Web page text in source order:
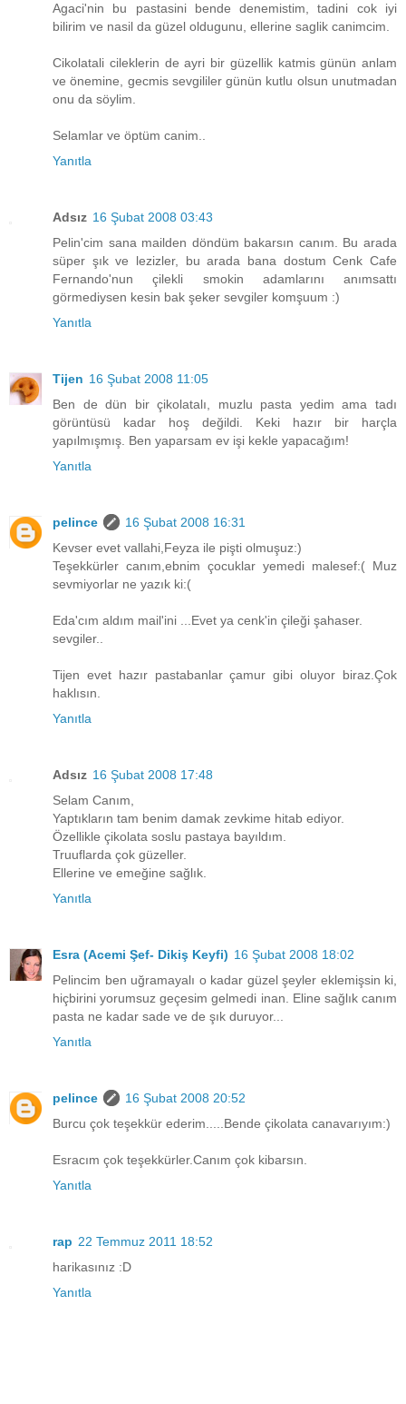
Agaci'nin bu pastasini bende denemistim, tadini cok iyi
bilirim ve nasil da güzel oldugunu, ellerine saglik canimcim.
Cikolatali cileklerin de ayri bir güzellik katmis günün anlam
ve önemine, gecmis sevgililer günün kutlu olsun unutmadan
onu da söylim.
Selamlar ve öptüm canim..
Yanıtla
Adsız 16 Şubat 2008 03:43
Pelin'cim sana mailden döndüm bakarsın canım. Bu arada
süper şık ve lezizler, bu arada bana dostum Cenk Cafe
Fernando'nun çilekli smokin adamlarını anımsattı
görmediysen kesin bak şeker sevgiler komşuum :)
Yanıtla
Tijen 16 Şubat 2008 11:05
Ben de dün bir çikolatalı, muzlu pasta yedim ama tadı
görüntüsü kadar hoş değildi. Keki hazır bir harçla
yapılmışmış. Ben yaparsam ev işi kekle yapacağım!
Yanıtla
pelince
16 Şubat 2008 16:31
Kevser evet vallahi,Feyza ile pişti olmuşuz:)
Teşekkürler canım,ebnim çocuklar yemedi malesef:( Muz
sevmiyorlar ne yazık ki:(
Eda'cım aldım mail'ini ...Evet ya cenk'in çileği şahaser.
sevgiler..
Tijen evet hazır pastabanlar çamur gibi oluyor biraz.Çok
haklısın.
Yanıtla
Adsız 16 Şubat 2008 17:48
Selam Canım,
Yaptıkların tam benim damak zevkime hitab ediyor.
Özellikle çikolata soslu pastaya bayıldım.
Truuflarda çok güzeller.
Ellerine ve emeğine sağlık.
Yanıtla
Esra (Acemi Şef- Dikiş Keyfi) 16 Şubat 2008 18:02
Pelincim ben uğramayalı o kadar güzel şeyler eklemişsin ki,
hiçbirini yorumsuz geçesim gelmedi inan. Eline sağlık canım
pasta ne kadar sade ve de şık duruyor...
Yanıtla
pelince
16 Şubat 2008 20:52
Burcu çok teşekkür ederim.....Bende çikolata canavarıyım:)
Esracım çok teşekkürler.Canım çok kibarsın.
Yanıtla
rap 22 Temmuz 2011 18:52
harikasınız :D
Yanıtla